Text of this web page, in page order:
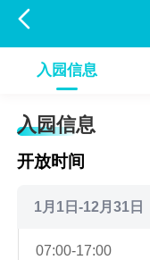

入园信息
入园信息
开放时间
1月1日-12月31日
07:00-17:00